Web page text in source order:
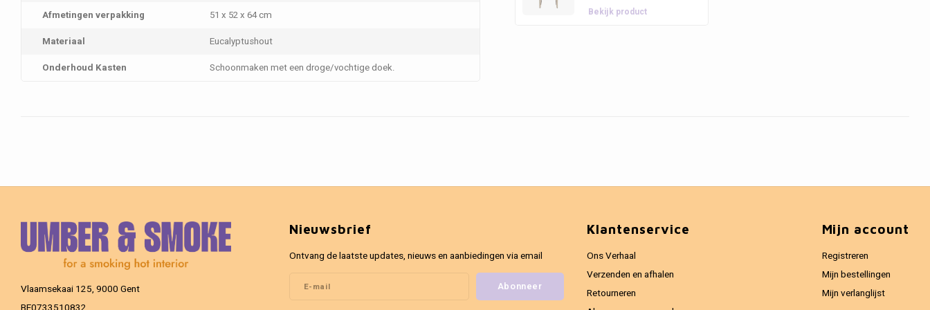
Afmetingen verpakking
51 x 52 x 64 cm
Materiaal
Eucalyptushout
Onderhoud Kasten
Schoonmaken met een droge/vochtige doek.
Bekijk product
Vlaamsekaai 125, 9000 Gent
Nieuwsbrief
Ontvang de laatste updates, nieuws en aanbiedingen via email
Abonneer
Klantenservice
Ons Verhaal
Verzenden en afhalen
Retourneren
Mijn account
Registreren
Mijn bestellingen
Mijn verlanglijst